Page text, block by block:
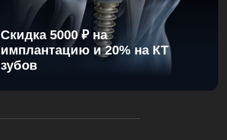
Cкидка 5000 ₽ на
имплантацию и 20% на КТ
зубов